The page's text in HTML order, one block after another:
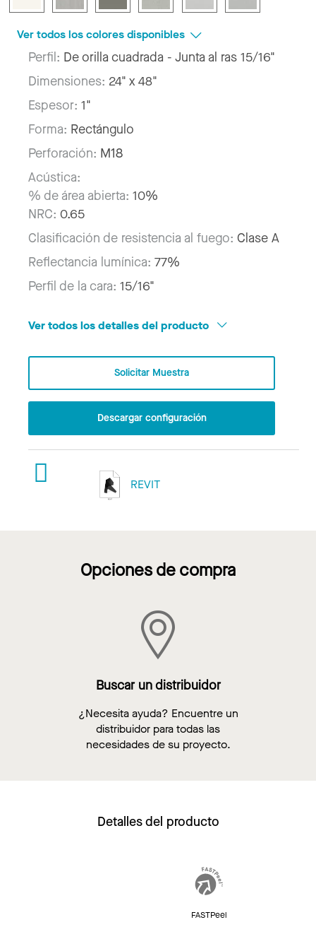
Ver todos los colores disponibles
Perfil: De orilla cuadrada - Junta al ras 15/16"
Dimensiones: 24" x 48"
Espesor: 1"
Forma: Rectángulo
Perforación: M18
Acústica:
% de área abierta: 10%
NRC: 0.65
Clasificación de resistencia al fuego: Clase A
Reflectancia lumínica: 77%
Perfil de la cara: 15/16"
Ver todos los detalles del producto
Solicitar Muestra
Descargar configuración
REVIT
Opciones de compra
Buscar un distribuidor
¿Necesita ayuda? Encuentre un
distribuidor para todas las
necesidades de su proyecto.
Detalles del producto
FASTPeel